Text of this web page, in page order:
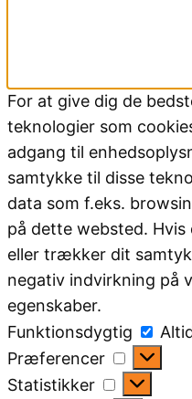
For at give dig de
teknologier som
adgang til
samtykke til disse
data som f.eks.
på dette websted.
eller trækker dit
negativ indvirkning på
egenskaber.
Funktionsdygtig
Præferencer
Statistikker